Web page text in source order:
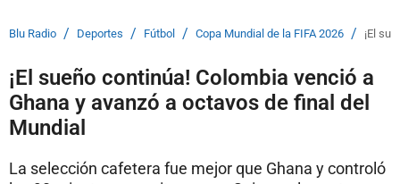
Blu Radio / Deportes / Fútbol / Copa Mundial de la FIFA 2026 / ¡El
¡El sueño continúa! Colombia venció a
Ghana y avanzó a octavos de final del
Mundial
La selección cafetera fue mejor que Ghana y controló